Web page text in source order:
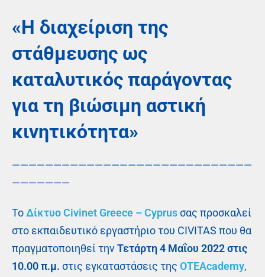
«Η διαχείριση της
στάθμευσης ως
καταλυτικός παράγοντας
για τη βιώσιμη αστική
κινητικότητα»
—————————————————————————————
———————
ΤοΔίκτυοCivinet Greece –Cyprusσας προσκαλεί
στο εκπαιδευτικό εργαστήριο του CIVITAS που θα
πραγματοποιηθεί τηνΤετάρτη 4 Μαΐου 2022 στις
10.00 π.μ. στις εγκαταστάσεις της ΟΤΕAcademy,